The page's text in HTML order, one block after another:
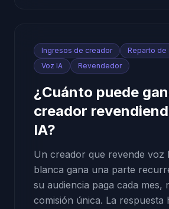
Ingresos de creador
Reparto de
Voz IA
Revendedor
¿Cuánto puede
creador
IA?
Un creador que revende voz
blanca gana una parte
su audiencia paga cada mes,
comisión única. La respuesta